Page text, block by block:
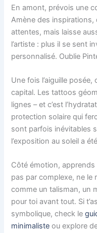
En amont, prévois une
Amène des
attentes, mais laisse
l’artiste : plus il se sent
personnalisé. Oublie
Une fois l’aiguille posée,
capital. Les tattoos
lignes – et c’est
protection solaire qui
sont parfois inévitables
l’exposition au soleil a
Côté émotion,
pas par complexe, ne le
comme un talisman, un
pour toi avant tout. Si
symbolique, check le
minimaliste ou explore